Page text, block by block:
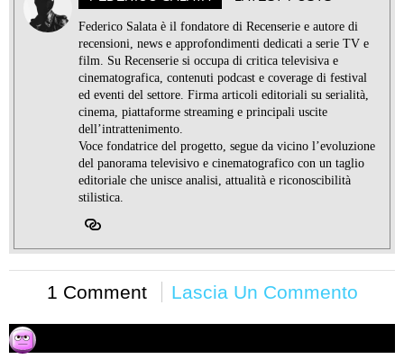
Federico Salata è il fondatore di Recenserie e autore di
recensioni, news e approfondimenti dedicati a serie TV e
film. Su Recenserie si occupa di critica televisiva e
cinematografica, contenuti podcast e coverage di festival
ed eventi del settore. Firma articoli editoriali su serialità,
cinema, piattaforme streaming e principali uscite
dell’intrattenimento.
Voce fondatrice del progetto, segue da vicino l’evoluzione
del panorama televisivo e cinematografico con un taglio
editoriale che unisce analisi, attualità e riconoscibilità
stilistica.
1 Comment Lascia Un Commento